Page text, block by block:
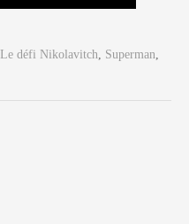
Le défi Nikolavitch, Superman,